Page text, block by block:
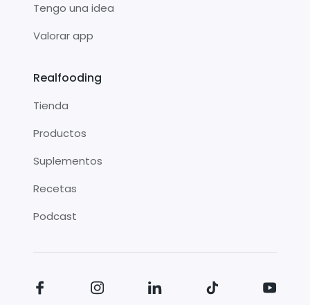
Tengo una idea
Valorar app
Realfooding
Tienda
Productos
Suplementos
Recetas
Podcast